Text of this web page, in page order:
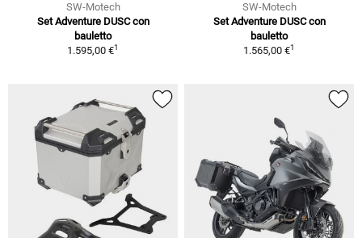
SW-Motech
Set Adventure DUSC con
bauletto
1.595,00 €1
SW-Motech
Set Adventure DUSC con
bauletto
1.565,00 €1